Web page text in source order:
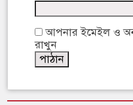
আপনার ইমেইল ও
রাখুন